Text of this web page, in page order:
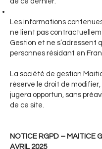
Les informations
ne lient pas
Gestion et ne s’adressent
personnes résidant en
La société de gestion
réserve le droit de modifier,
jugera opportun, sans
de ce site.
NOTICE RGPD – MAITICE
AVRIL 2025